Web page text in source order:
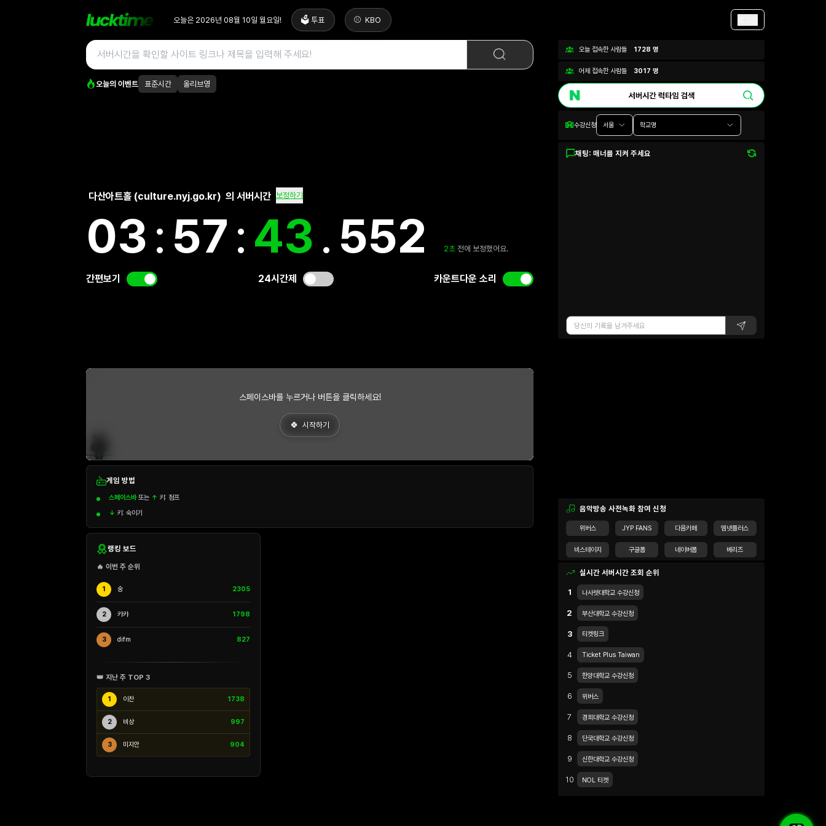
오늘은 2026년 08월 10일 월요일! 🗳️ 투표 KBO
오늘의 이벤트 표준시간 올리브영
다산아트홀 (culture.nyj.go.kr) 의 서버시간 보정하기
03: 57:43. 966 2초 전에 보정했어요.
간편보기 24시간제 카운트다운 소리
스페이스바를 누르거나 버튼을 클릭하세요!
시작하기
게임 방법
스페이스바또는 ↑ 키: 점프
↓ 키: 숙이기
랭킹 보드
🔥 이번 주 순위
1 숭 2305
2 캬캬 1798
3 difm 827
👑 지난 주 TOP 3
1 이찬 1738
2 비상 997
3 미지안 904
오늘 접속한 사람들 1728 명
어제 접속한 사람들 3017 명
수강신청 서울 학교명
채팅: 매너를 지켜 주세요
음악방송 사전녹화 참여 신청
위버스 JYP FANS 다음카페 엠넷플러스
비스테이지 구글폼 네이버폼 베리즈
실시간 서버시간 조회 순위
1 나사렛대학교 수강신청
2 부산대학교 수강신청
3 티켓링크
4 Ticket Plus Taiwan
5 한양대학교 수강신청
6 위버스
7 경희대학교 수강신청
8 단국대학교 수강신청
9 신한대학교 수강신청
10 NOL 티켓